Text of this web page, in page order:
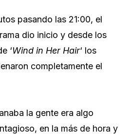
pasando las 21:00, el
dio inicio y desde los
‘Wind in Her Hair‘ los
completamente el
la gente era algo
en la más de hora y